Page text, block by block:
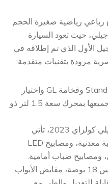
رياضية صغيرة الحجم
حيث تعود السيارة
الأول الذي تم إطلاقه في
تتوفر بأربع فئات هي Standard GS وفخامة GL واختيار
كامل GF وGF Plus، وتعمل جميعها بمحرك سعة 1.5 لتر ذو
بدءًا من المظهر الخارجي لجيلي كولراي 2023، تأتي
الواجهة الأمامية بشبكة عسلية معدنية، ومصابيح LED
ومصابيح ضباب أمامية.
وتتضمن الجوانب عجلات قياس 18 بوصة، مقابض الأبواب